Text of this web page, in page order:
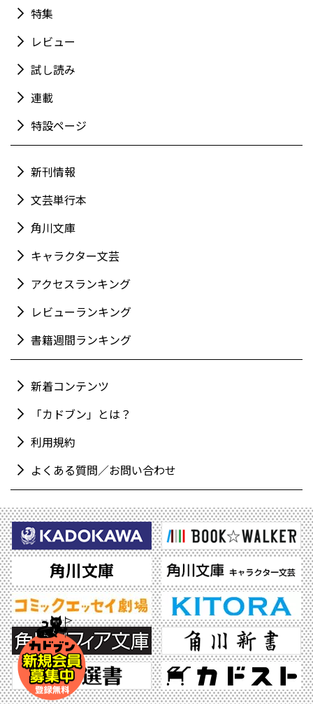
特集
レビュー
試し読み
連載
特設ページ
新刊情報
文芸単行本
角川文庫
キャラクター文芸
アクセスランキング
レビューランキング
書籍週間ランキング
新着コンテンツ
「カドブン」とは？
利用規約
よくある質問／お問い合わせ